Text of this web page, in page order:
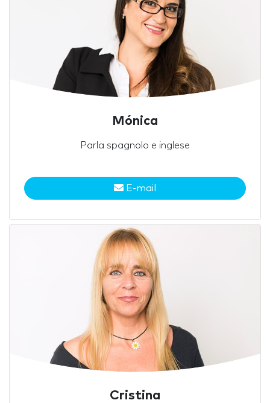
Mónica
Parla spagnolo e inglese
E-mail
Cristina